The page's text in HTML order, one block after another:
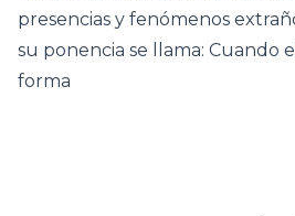
presencias y fenómenos
su ponencia se llama: Cuando
forma